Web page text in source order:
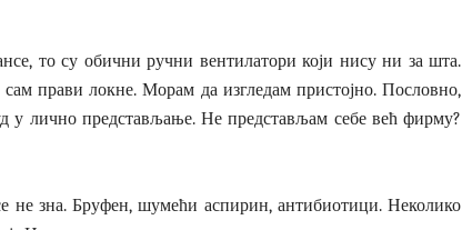
то су обични ручни вентилатори који нису ни за шта.
сам прави локне. Морам да изгледам пристојно. Пословно,
у лично представљање. Не представљам себе већ фирму?
не зна. Бруфен, шумећи аспирин, антибиотици. Неколико